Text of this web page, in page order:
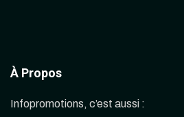
À Propos
Infopromotions, c’est aussi :